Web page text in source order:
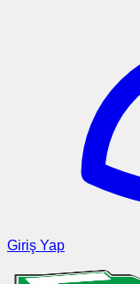
Giriş Yap